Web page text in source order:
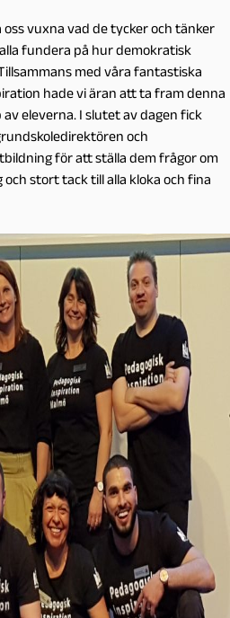
vuxna vad de tycker och tänker
fundera på hur demokratisk
med våra fantastiska
hade vi äran att ta fram denna
eleverna. I slutetav dagen fick
och
för att ställa dem frågor om
och stort tack till alla kloka och fina